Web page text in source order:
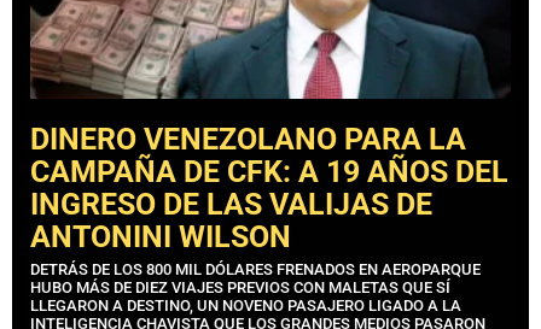
DINERO VENEZOLANO PARA LA
CAMPAÑA DE CFK: A 19 AÑOS DEL
INGRESO DE LAS VALIJAS DE
ANTONINI WILSON
DETRÁS DE LOS 800 MIL DÓLARES FRENADOS EN AEROPARQUE
HUBO MÁS DE DIEZ VIAJES PREVIOS CON MALETAS QUE SÍ
LLEGARON A DESTINO, UN NOVENO PASAJERO LIGADO A LA
INTELIGENCIA CHAVISTA QUE LOS GRANDES MEDIOS PASARON